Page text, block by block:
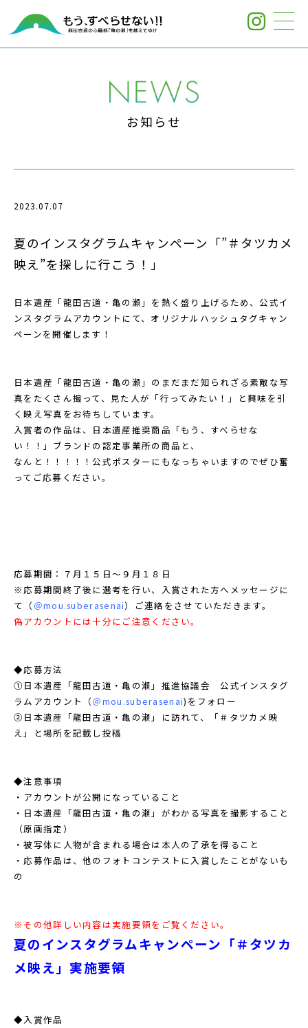
お知らせ
2023.07.07
夏のインスタグラムキャンペーン「”＃タツカメ
映え”を探しに行こう！」
日本遺産「龍田古道・亀の瀬」を熱く盛り上げるため、公式イ
ンスタグラムアカウントにて、オリジナルハッシュタグキャン
ペーンを開催します！
日本遺産「龍田古道・亀の瀬」のまだまだ知られざる素敵な写
真をたくさん撮って、見た人が「行ってみたい！」と興味を引
く映え写真をお待ちしています。
入賞者の作品は、日本遺産推奨商品「もう、すべらせな
い！！」ブランドの認定事業所の商品と、
なんと！！！！！公式ポスターにもなっちゃいますのでぜひ奮
ってご応募ください。
応募期間：７月１５日～９月１８日
※応募期間終了後に選考を行い、入賞された方へメッセージに
て（ ＠mou.suberasenai）ご連絡をさせていただきます。
偽アカウントには十分にご注意ください。
◆応募方法
①日本遺産「龍田古道・亀の瀬」推進協議会 公式インスタグ
ラムアカウント（＠mou.suberasenai)をフォロー
②日本遺産「龍田古道・亀の瀬」に訪れて、「＃タツカメ映
え」と場所を記載し投稿
◆注意事項
・アカウントが公開になっていること
・日本遺産「龍田古道・亀の瀬」がわかる写真を撮影すること
（原画指定）
・被写体に人物が含まれる場合は本人の了承を得ること
・応募作品は、他のフォトコンテストに入賞したことがないも
の
※その他詳しい内容は実施要領をご覧ください。
夏のインスタグラムキャンペーン「＃タツカ
メ映え」実施要領
◆入賞作品